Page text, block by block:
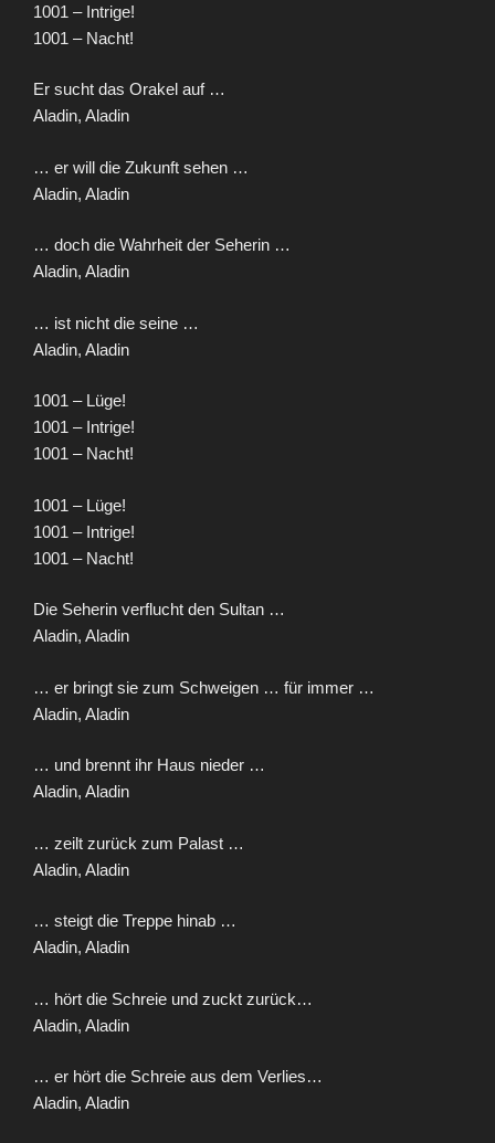
1001 – Intrige!
1001 – Nacht!
Er sucht das Orakel auf …
Aladin, Aladin
… er will die Zukunft sehen …
Aladin, Aladin
… doch die Wahrheit der Seherin …
Aladin, Aladin
… ist nicht die seine …
Aladin, Aladin
1001 – Lüge!
1001 – Intrige!
1001 – Nacht!
1001 – Lüge!
1001 – Intrige!
1001 – Nacht!
Die Seherin verflucht den Sultan …
Aladin, Aladin
… er bringt sie zum Schweigen … für immer …
Aladin, Aladin
… und brennt ihr Haus nieder …
Aladin, Aladin
… zeilt zurück zum Palast …
Aladin, Aladin
… steigt die Treppe hinab …
Aladin, Aladin
… hört die Schreie und zuckt zurück…
Aladin, Aladin
… er hört die Schreie aus dem Verlies…
Aladin, Aladin